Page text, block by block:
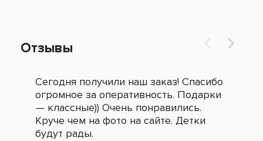
Отзывы
Сегодня получили наш заказ! Спасибо
огромное за оперативность. Подарки
— классные)) Очень понравились.
Круче чем на фото на сайте. Детки
будут рады.